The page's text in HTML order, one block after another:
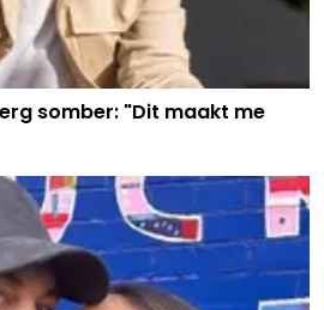
somber: "Dit maakt me